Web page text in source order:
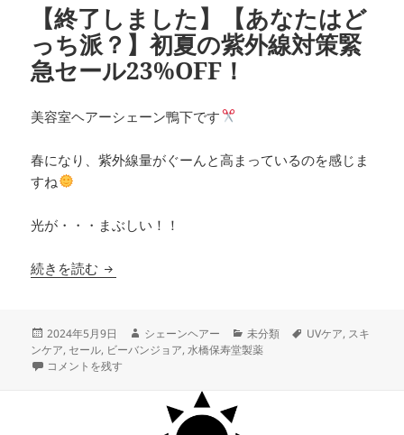
【終了しました】【あなたはど
っち派？】初夏の紫外線対策緊
急セール23%OFF！
美容室ヘアーシェーン鴨下です
春になり、紫外線量がぐーんと高まっているのを感じま
すね
光が・・・まぶしい！！
続きを読む 【終了しました】【あなたはどっち派？】初夏
投
稿
日:
2024年5月9日
作
成
シェーンヘアー
カ
テ
未分類
タ
UVケア, スキ
ンケア, セール, ビーバンジョア,水橋保寿堂製薬
【終了しました】【あなたはどっち派？】初夏の紫外線対策緊急セール
コメントを残す